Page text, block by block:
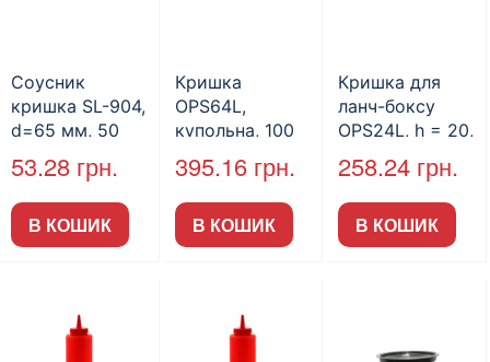
Соусник
кришка SL-904,
d=65 мм, 50
мл, 100 шт./уп.,
30 уп./ящ.
(арт.15002)
53.28 грн.
В КОШИК
Кришка
OPS64L,
купольна, 100
шт.
395.16 грн.
В КОШИК
Кришка для
ланч-боксу
OPS24L, h = 20,
купольна,
прозора (100
шт) (арт.
15065)
258.24 грн.
В КОШИК